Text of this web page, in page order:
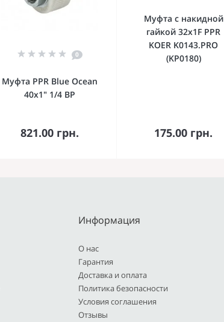
0
Муфта PPR Blue Ocean
40х1" 1/4 ВР
821.00 грн.
В корзину
Муфта с накидной
гайкой 32x1F PPR
KOER K0143.PRO
(KP0180)
175.00 грн.
В корзину
Информация
О нас
Гарантия
Доставка и оплата
Политика безопасности
Условия соглашения
Отзывы